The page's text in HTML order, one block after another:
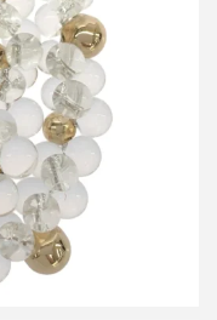
ルネックレス